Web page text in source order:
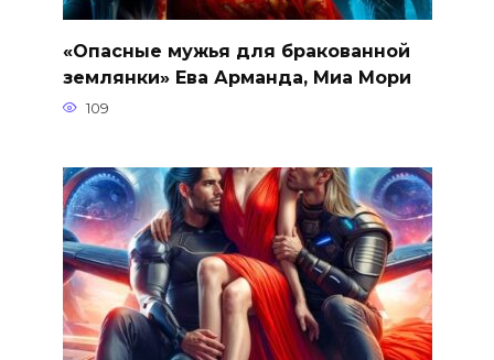
«Опасные мужья для бракованной
землянки» Ева Арманда, Миа Мори
109